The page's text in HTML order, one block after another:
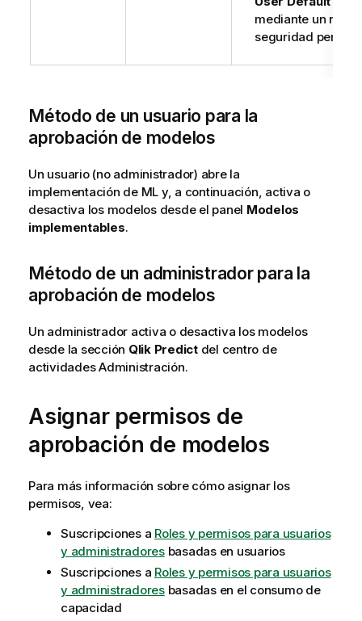
mediante un rol de
seguridad
Método de un usuario para la
aprobación de modelos
Un usuario (no administrador) abre la
implementación de ML y, a continuación, activa o
desactiva los modelos desde el panel Modelos
implementables.
Método de un administrador para la
aprobación de modelos
Un administrador activa o desactiva los modelos
desde la sección Qlik Predictdel centro de
actividadesAdministración.
Asignar permisos de
aprobación de modelos
Para más información sobre cómo asignar los
permisos, vea:
Suscripciones a Roles y permisos para usuarios
y administradoresbasadas en usuarios
Suscripciones a Roles y permisos para usuarios
y administradoresbasadas en el consumo de
capacidad